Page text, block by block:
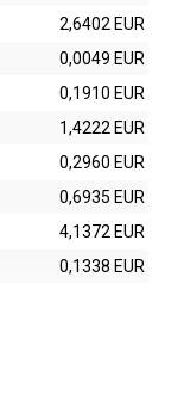
2,6402 EUR
0,0049 EUR
0,1910 EUR
1,4222 EUR
0,2960 EUR
0,6935 EUR
4,1372 EUR
0,1338 EUR